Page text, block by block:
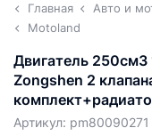
Главная Авто и
Motoland
Двигатель
Zongshen 2
Артикул: pm80090271